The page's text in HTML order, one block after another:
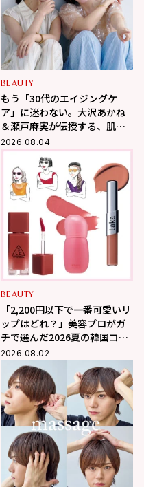
BEAUTY
もう「30代のエイジングケ
ア」に迷わない。大沢あかね
＆瀬戸麻実が伝授する、肌が
変わるポジティブ美肌習慣
2026.08.04
BEAUTY
「2,200円以下で一番可愛いリ
ップはどれ？」美容プロがガ
チで選んだ2026夏の韓国コス
メ3選
2026.08.02